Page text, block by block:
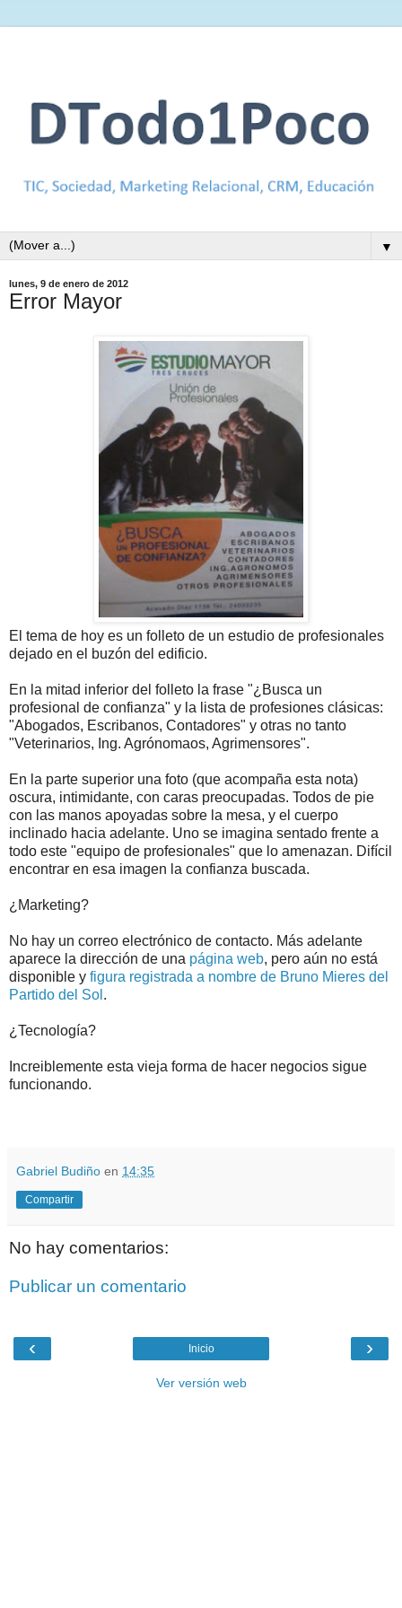
▼
lunes, 9 de enero de 2012
Error Mayor
El tema de hoy es un folleto de un estudio de profesionales
dejado en el buzón del edificio.
En la mitad inferior del folleto la frase "¿Busca un
profesional de confianza" y la lista de profesiones clásicas:
"Abogados, Escribanos, Contadores" y otras no tanto
"Veterinarios, Ing. Agrónomaos, Agrimensores".
En la parte superior una foto (que acompaña esta nota)
oscura, intimidante, con caras preocupadas. Todos de pie
con las manos apoyadas sobre la mesa, y el cuerpo
inclinado hacia adelante. Uno se imagina sentado frente a
todo este "equipo de profesionales" que lo amenazan. Difícil
encontrar en esa imagen la confianza buscada.
¿Marketing?
No hay un correo electrónico de contacto. Más adelante
aparece la dirección de una página web, pero aún no está
disponible y figura registrada a nombre de Bruno Mieres del
Partido del Sol .
¿Tecnología?
Increiblemente esta vieja forma de hacer negocios sigue
funcionando.
Gabriel Budiño en 14:35
Compartir
No hay comentarios:
Publicar un comentario
‹ ›
Inicio
Ver versión web